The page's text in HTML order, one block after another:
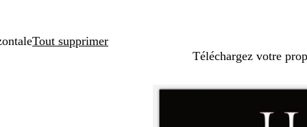
Tout supprimer
Téléchargez votre